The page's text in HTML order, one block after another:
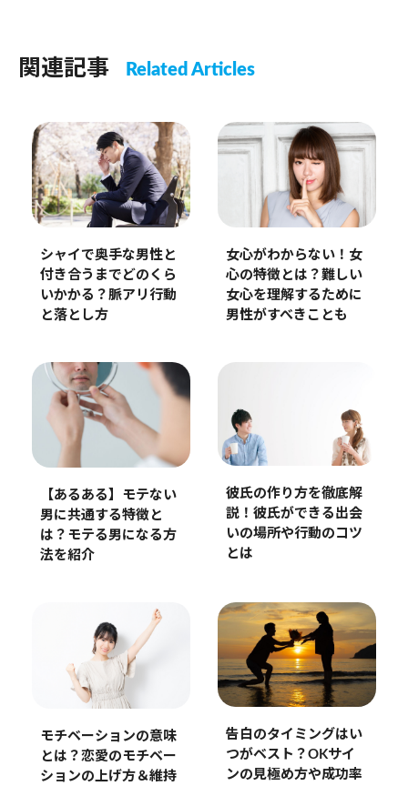
関連記事 Related Articles
シャイで奥手な男性と
付き合うまでどのくら
いかかる？脈アリ行動
と落とし方
女心がわからない！女
心の特徴とは？難しい
女心を理解するために
男性がすべきことも
【あるある】モテない
男に共通する特徴と
は？モテる男になる方
法を紹介
彼氏の作り方を徹底解
説！彼氏ができる出会
いの場所や行動のコツ
とは
モチベーションの意味
とは？恋愛のモチベー
ションの上げ方＆維持
告白のタイミングはい
つがベスト？OKサイ
ンの見極め方や成功率